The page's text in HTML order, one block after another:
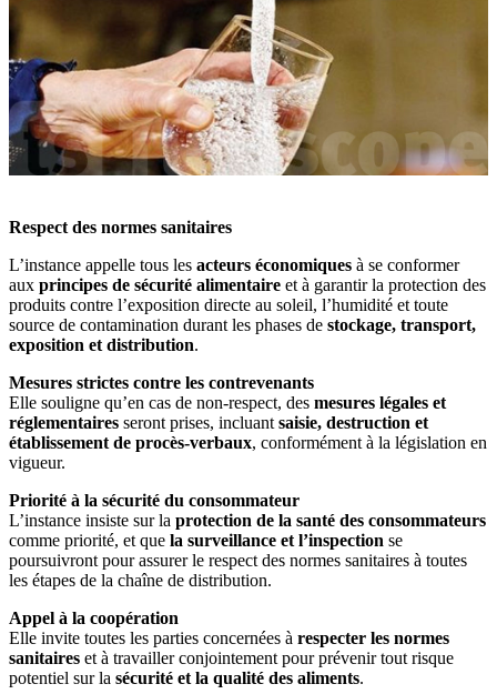
Respect des normes sanitaires
L’instance appelle tous les acteurs économiques à se conformer
aux principes de sécurité alimentaire et à garantir la protection des
produits contre l’exposition directe au soleil, l’humidité et toute
source de contamination durant les phases de stockage, transport,
exposition et distribution.
Mesures strictes contre les contrevenants
Elle souligne qu’en cas de non-respect, des mesures légales et
réglementaires seront prises, incluant saisie, destruction et
établissement de procès-verbaux, conformément à la législation en
vigueur.
Priorité à la sécurité du consommateur
L’instance insiste sur la protection de la santé des consommateurs
comme priorité, et que la surveillance et l’inspection se
poursuivront pour assurer le respect des normes sanitaires à toutes
les étapes de la chaîne de distribution.
Appel à la coopération
Elle invite toutes les parties concernées à respecter les normes
sanitaires et à travailler conjointement pour prévenir tout risque
potentiel sur la sécurité et la qualité des aliments.